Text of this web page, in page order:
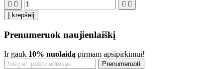
   
Į krepšelį
Prenumeruok naujienlaiškį
Ir gauk 10% nuolaidą pirmam apsipirkimui!